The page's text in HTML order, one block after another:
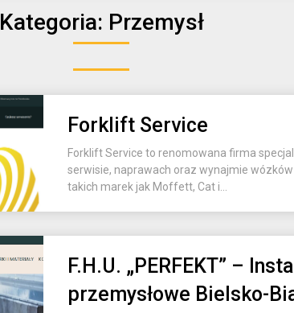
Kategoria: Przemysł
Forklift Service
Forklift Service to renomowana firma
serwisie, naprawach oraz wynajmie wózków
takich marek jak Moffett, Cat i...
F.H.U. „PERFEKT” –
przemysłowe Bielsko-